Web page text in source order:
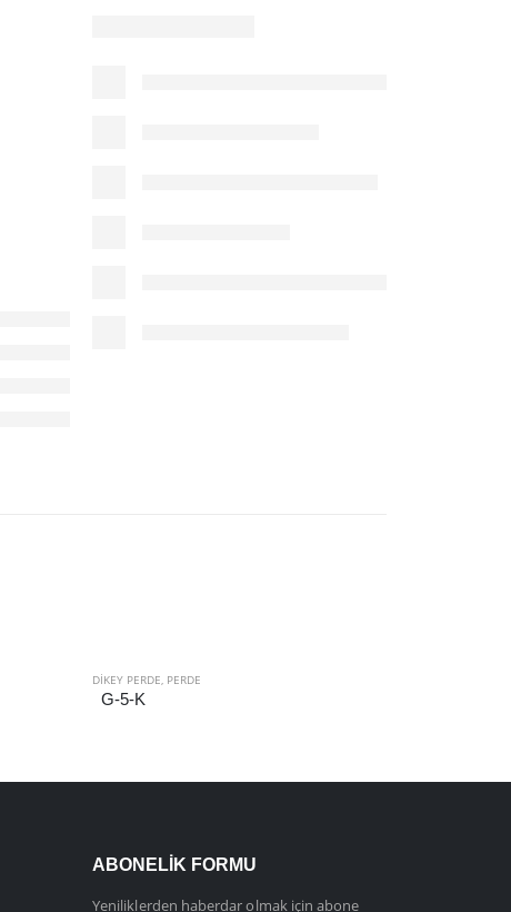
DIKEY PERDE, PERDE
G-5-K
ABONELIK FORMU
Yeniliklerden haberdar olmak için abone